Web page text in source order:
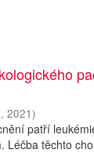
,2021)
patří
Léčba těchto